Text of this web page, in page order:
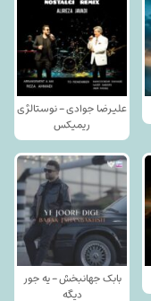
علیرضا جوادی - نوستالژی
ریمیکس
بابک جهانبخش - یه جور
دیگه